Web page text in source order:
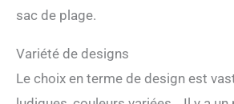
sac de plage.
Variété de designs
Le choix en terme de design est